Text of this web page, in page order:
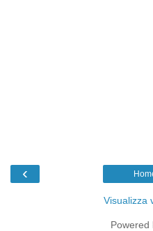
‹
Visualizza
Powered